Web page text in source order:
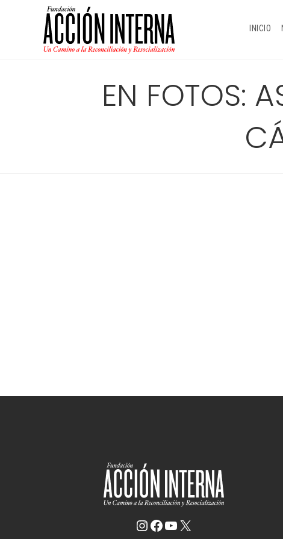
INICIO
EN FOTOS:
Instagram Facebook YouTube X